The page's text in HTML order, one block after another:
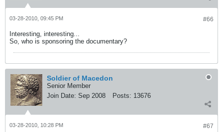
#66
03-28-2010, 09:45 PM
Interesting, interesting...
So, who is sponsoring the documentary?
Soldier of Macedon
Senior Member
Join Date: Sep 2008 Posts: 13676
#67
03-28-2010, 10:28 PM